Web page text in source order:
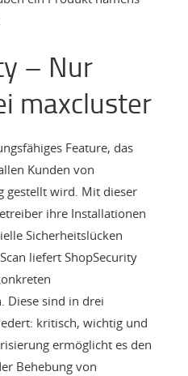
– Nur
maxcluster
Feature, das
Kunden von
gestellt wird. Mit dieser
ihre Installationen
Sicherheitslücken
liefert ShopSecurity
Diese sind in drei
kritisch, wichtig und
ermöglicht es den
Behebung von